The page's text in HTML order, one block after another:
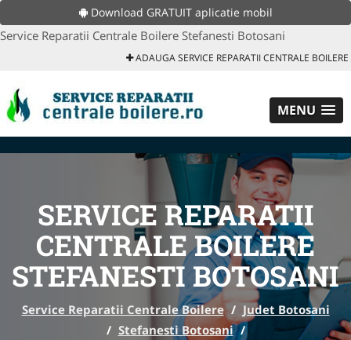
Download GRATUIT aplicatie mobil
Service Reparatii Centrale Boilere Stefanesti Botosani
ADAUGA SERVICE REPARATII CENTRALE BOILERE
MENU
SERVICE REPARATII
CENTRALE BOILERE
STEFANESTI BOTOSANI
Service Reparatii Centrale Boilere / Judet Botosani
/ Stefanesti Botosani /